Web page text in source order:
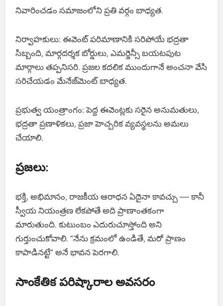
నివారించడం సమాజంలోని ప్రతి వర్గం బాధ్యత.
నిర్వాహకులు: ఈవెంట్ పరిమాణానికి సరిపోయే భద్రతా
సిబ్బంది, మార్గదర్శక బోర్డులు, ఎమర్జెన్సీ బయటపుట
మార్గాలు తప్పనిసరి. ప్రజల కదలిక ముందుగానే అంచనా వేసి
సరిచేయడం మేనేజ్‌మెంట్ బాధ్యత.
ప్రభుత్వ యంత్రాంగం: పెద్ద ఈవెంట్లకు సరైన అనుమతులు,
భద్రతా ప్రణాళికలు, ప్రజా హెచ్చరిక వ్యవస్థలను అమలు
చేయాలి.
ప్రజలు:
భక్తి, అభిమానం, రాజకీయ ఆరాధన ఏదైనా కావచ్చు — కానీ
స్వీయ నియంత్రణ లేకపోతే అది ప్రాణాంతకంగా
మారుతుంది. కుటుంబం ఎదురుచూస్తోంది అని
గుర్తుంచుకోవాలి. “నేను క్రమంలో ఉండితే, మరో ప్రాణం
కాపాడినట్టే” అనే భావన పెరగాలి.
సాంకేతిక పరిష్కారాల అవసరం